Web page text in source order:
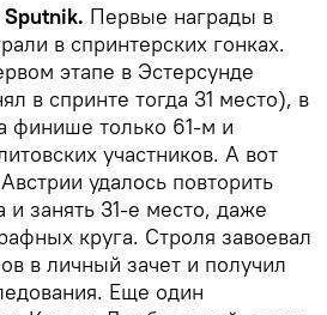
Первые награды в
в спринтерских гонках.
этапе в Эстерсунде
в спринте тогда 31 место), в
финише только 61-м и
участников. А вот
удалось повторить
и занять 31-е место, даже
круга. Строля завоевал
в личный зачет и получил
Еще один